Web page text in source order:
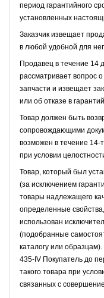
период гарантийного
установленных
Заказчик извещает
в любой удобной для
Продавец в течение 14
рассматривает вопрос
запчасти и извещает
или об отказе в
Товар должен быть
сопровождающими
возможен в течение 14-
при условии
Товар, который был
(за исключением
товары надлежащего
определенные
использован
(подобранные
каталогу или
435-IV Покупатель до
такого товара при
связанных с